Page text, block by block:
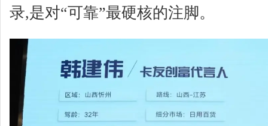
录,是对“可靠”最硬核的注脚。